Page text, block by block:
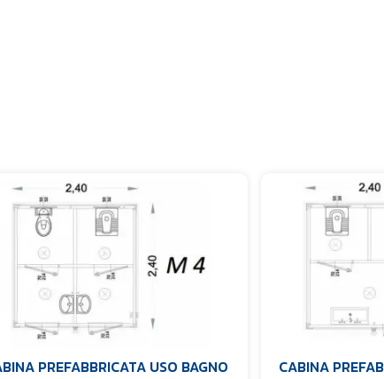
PREFABBRICATA USO BAGNO CABINA